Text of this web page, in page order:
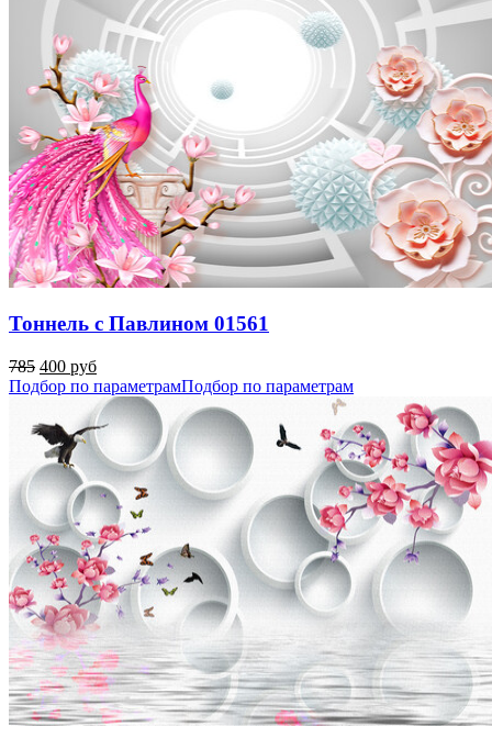
Тоннель с Павлином 01561
785 400 руб
Подбор по параметрамПодбор по параметрам